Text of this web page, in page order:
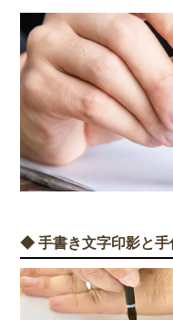
◆ 手書き文字印影と手